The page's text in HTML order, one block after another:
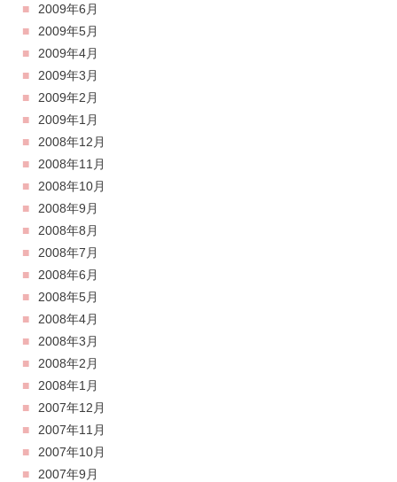
2009年6月
2009年5月
2009年4月
2009年3月
2009年2月
2009年1月
2008年12月
2008年11月
2008年10月
2008年9月
2008年8月
2008年7月
2008年6月
2008年5月
2008年4月
2008年3月
2008年2月
2008年1月
2007年12月
2007年11月
2007年10月
2007年9月